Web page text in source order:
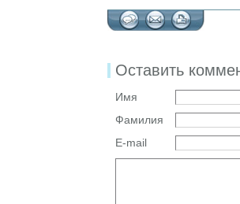
Оставить
Имя
Фамилия
E-mail